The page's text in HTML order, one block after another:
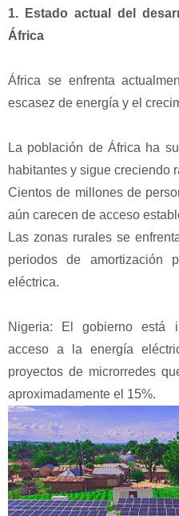
1. Estado actual del
África
África se enfrenta
escasez de energía y el
La población de África ha
habitantes y sigue creciendo
Cientos de millones de
aún carecen de acceso
Las zonas rurales se
periodos de amortización
eléctrica.
Nigeria: El gobierno está
acceso a la energía
proyectos de microrredes
aproximadamente el 15%.